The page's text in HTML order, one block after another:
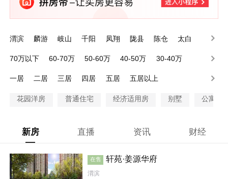
渭滨 麟游 岐山 千阳 凤翔 陇县 陈仓
太白
70万以下
60-70万 50-60万 40-50万
30-40万
一居
二居 三居 四居 五居 五居以上
花园洋房 普通住宅 经济适用房 别墅 公寓
新房 直播 资讯 财经
在售 轩苑·姜源华府
渭滨